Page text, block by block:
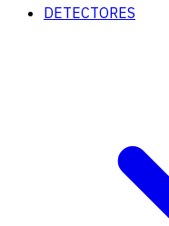
DETECTORES